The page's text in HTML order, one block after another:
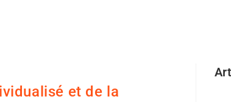
et de la